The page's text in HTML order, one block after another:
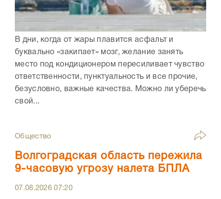
В дни, когда от жары плавится асфальт и
буквально «закипает» мозг, желание занять
место под кондиционером пересиливает чувство
ответственности, пунктуальность и все прочие,
безусловно, важные качества. Можно ли уберечь
свой...
Общество
Волгоградская область пережила
9-часовую угрозу налета БПЛА
07.08.202607:20